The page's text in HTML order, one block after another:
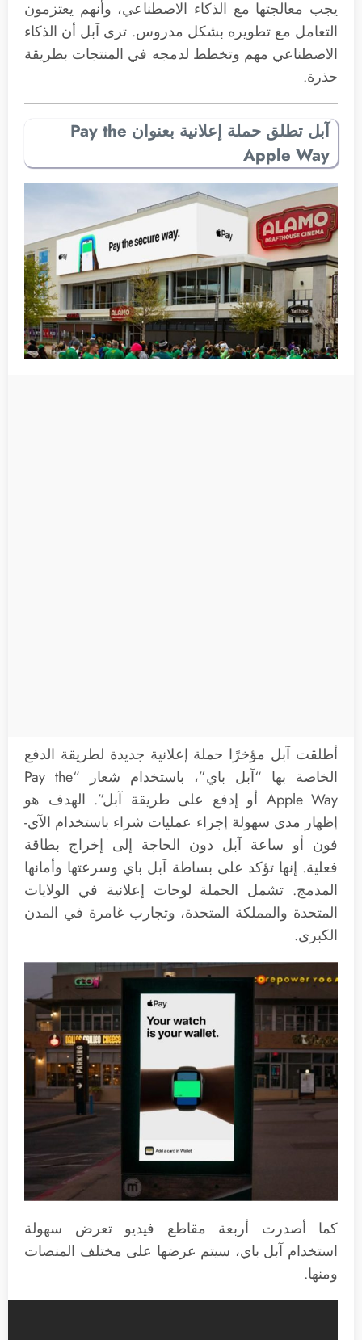
يجب معالجتها مع الذكاء الاصطناعي، وأنهم يعتزمون
التعامل مع تطويره بشكل مدروس. ترى آبل أن الذكاء
الاصطناعي مهم وتخطط لدمجه في المنتجات بطريقة
حذرة.
آبل تطلق حملة إعلانية بعنوان Pay the
Apple Way
أطلقت آبل مؤخرًا حملة إعلانية جديدة لطريقة الدفع
الخاصة بها “آبل باي”، باستخدام شعار “Pay the
Apple Way أو إدفع على طريقة آبل”. الهدف هو
إظهار مدى سهولة إجراء عمليات شراء باستخدام الآي-
فون أو ساعة آبل دون الحاجة إلى إخراج بطاقة
فعلية. إنها تؤكد على بساطة آبل باي وسرعتها وأمانها
المدمج. تشمل الحملة لوحات إعلانية في الولايات
المتحدة والمملكة المتحدة، وتجارب غامرة في المدن
الكبرى.
كما أصدرت أربعة مقاطع فيديو تعرض سهولة
استخدام آبل باي، سيتم عرضها على مختلف المنصات
ومنها.